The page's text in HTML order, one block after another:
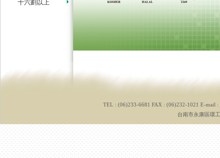
十六劃以上
TEL : (06)233-6681 FAX : (06)232-1021 E-mail :
台南市永康區環